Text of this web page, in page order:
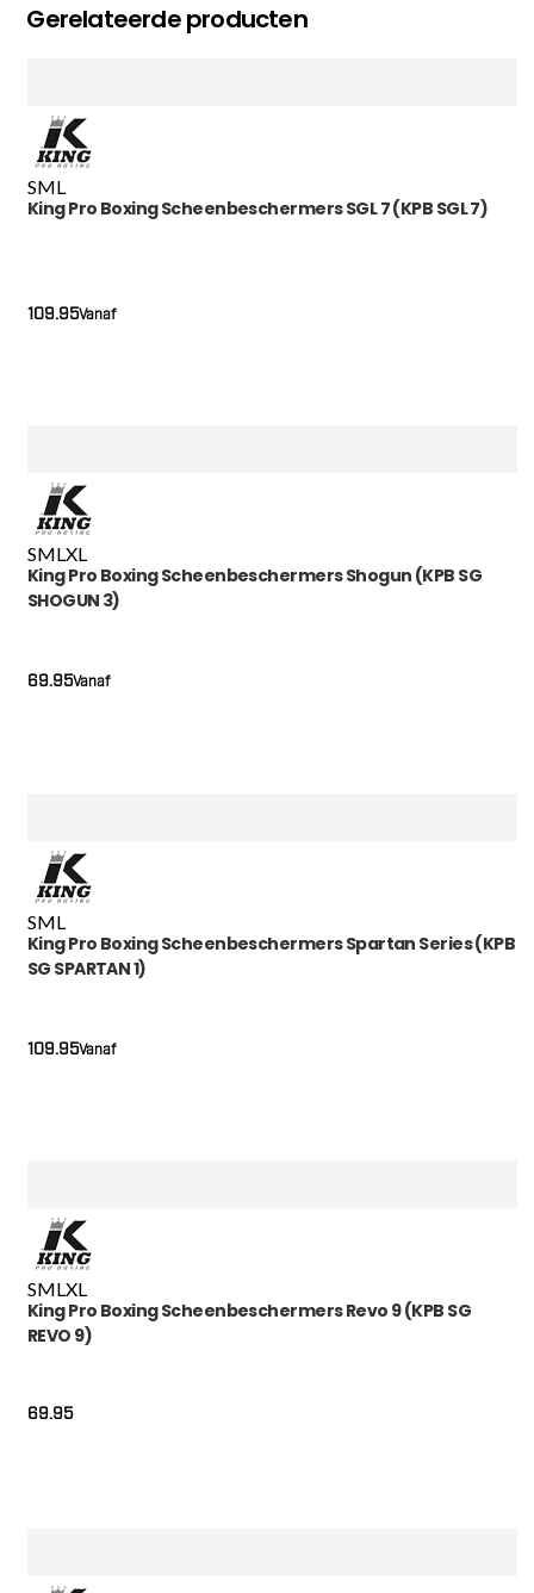
Gerelateerde producten
SML
King Pro Boxing Scheenbeschermers SGL 7 (KPB SGL 7)
Vanaf
109.95
SMLXL
King Pro Boxing Scheenbeschermers Shogun (KPB SG
SHOGUN 3)
Vanaf
69.95
SML
King Pro Boxing Scheenbeschermers Spartan Series (KPB
SG SPARTAN 1)
Vanaf
109.95
SMLXL
King Pro Boxing Scheenbeschermers Revo 9 (KPB SG
REVO 9)
69.95